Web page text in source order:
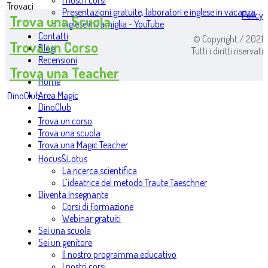
Presentazioni gratuite, laboratori e inglese in vacanza
Inglese in famiglia - YouTube
Contatti
Blog
Recensioni
Home
Area Magic
DinoClub
Trova un corso
Trova una scuola
Trova una Magic Teacher
Hocus&Lotus
La ricerca scientifica
L’ideatrice del metodo Traute Taeschner
Diventa Insegnante
Corsi di Formazione
Webinar gratuiti
Sei una scuola
Sei un genitore
Il nostro programma educativo
Trovaci
Trova una Scuola
Trova un Corso
Trova una Teacher
DinoClub
Policy
© Copyright / 2021
Tutti i diritti riservati